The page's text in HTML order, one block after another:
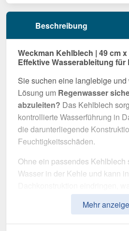
Beschreibung
Weckman Kehlblech | 49 cm x
Effektive Wasserableitung für
Sie suchen eine langlebige
Lösung um Regenwasser
abzuleiten? Das Kehlblech
kontrollierte Wasserführung in
die darunterliegende
Feuchtigkeitsschäden.
Ohne ein passendes Kehlblech
Wasser in der Kehle und kann
schwerwiegenden Schäden
wurde speziell entwickelt, um
abzuleitenund das Dach
Mehr